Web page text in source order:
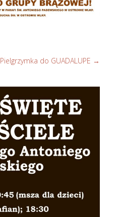
Pielgrzymka do GUADALUPE →